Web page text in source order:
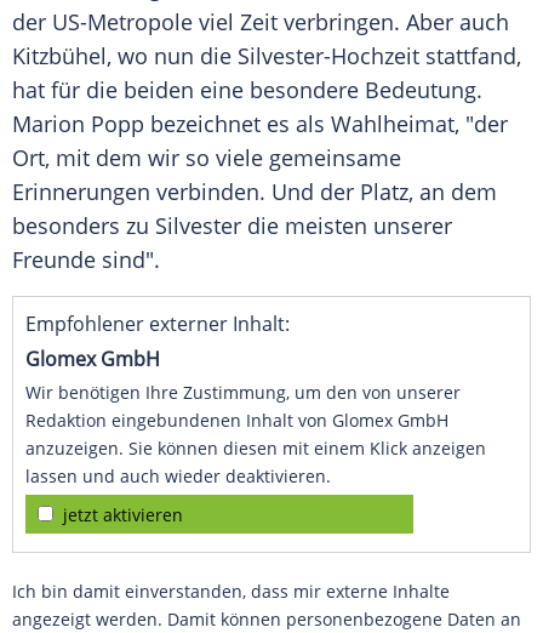
der US-Metropole viel Zeit verbringen. Aber auch
Kitzbühel, wo nun die Silvester-Hochzeit stattfand,
hat für die beiden eine besondere Bedeutung.
Marion Popp bezeichnet es als Wahlheimat, "der
Ort, mit dem wir so viele gemeinsame
Erinnerungen verbinden. Und der Platz, an dem
besonders zu Silvester die meisten unserer
Freunde sind".
Empfohlener externer Inhalt:
Glomex GmbH
Wir benötigen Ihre Zustimmung, um den von unserer
Redaktion eingebundenen Inhalt von Glomex GmbH
anzuzeigen. Sie können diesen mit einem Klick anzeigen
lassen und auch wieder deaktivieren.
jetzt aktivieren
Ich bin damit einverstanden, dass mir externe Inhalte
angezeigt werden. Damit können personenbezogene Daten an